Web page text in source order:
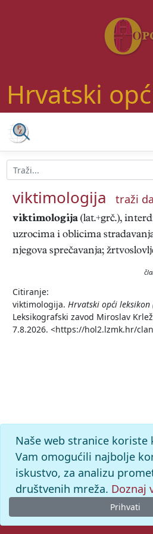
Hrvatski
viktimologija traži
viktimologija (lat.+grč.),
uzrocima i oblicima
njegova sprečavanja;
Citiranje:
viktimologija. Hrvatski opći leksikon
Leksikografski zavod Miroslav
7.8.2026. <https://hol2.lzmk.hr/
Naše web stranice koriste
Vam omogućili najbolje
iskustvo, za analizu
društvenih mreža. Doznaj
Prihvati
© 2026. -Leksikografski zavod